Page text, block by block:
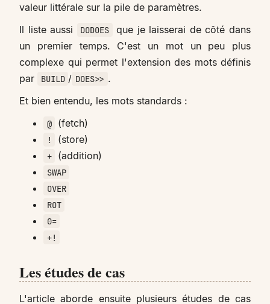
valeur littérale sur la pile de paramètres.
Il liste aussi
DODOES
que je laisserai de côté dans
un premier temps. C'est un mot un peu plus
complexe qui permet l'extension des mots définis
par
BUILD / DOES>> .
Et bien entendu, les mots standards :
@ (fetch)
! (store)
+ (addition)
SWAP
OVER
ROT
0=
+!
Les études de cas
L'article aborde ensuite plusieurs études de cas